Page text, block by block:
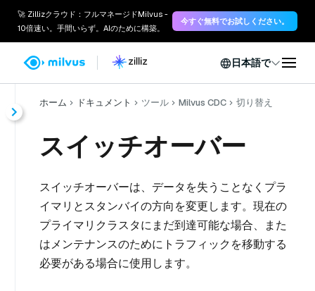
🚀 Zillizクラウド：フルマネージドMilvus -
10倍速い。手間いらず。AIのために構築。
今すぐ無料でお試しください。
日本語で
ホーム ドキュメント ツール Milvus CDC 切り替え
スイッチオーバー
スイッチオーバーは、データを失うことなくプラ
イマリとスタンバイの方向を変更します。現在の
プライマリクラスタにまだ到達可能な場合、また
はメンテナンスのためにトラフィックを移動する
必要がある場合に使用します。